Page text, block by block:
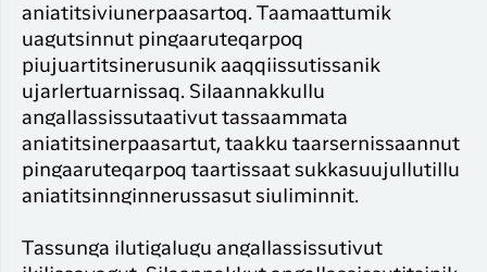
aniatitsiviunerpaasartoq. Taamaattumik
uagutsinnut pingaaruteqarpoq
piujuartitsinerusunik aaqqiissutissanik
ujarlertuarnissaq. Silaannakkullu
angallassissutaativut tassaammata
aniatitsinerpaasartut, taakku taarsernissaannut
pingaaruteqarpoq taartissaat sukkasuujullutillu
aniatitsinnginnerussasut siuliminnit.
Tassunga ilutigalugu angallassissutivut